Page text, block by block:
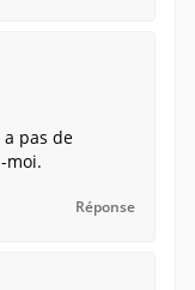
pas de
moi.
Réponse